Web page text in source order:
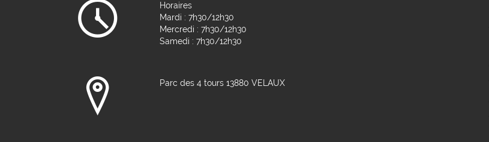
Horaires
Mardi : 7h30/12h30
Mercredi : 7h30/12h30
Samedi : 7h30/12h30
Parc des 4 tours 13880 VELAUX